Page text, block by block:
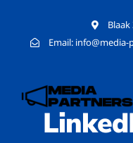
Email: